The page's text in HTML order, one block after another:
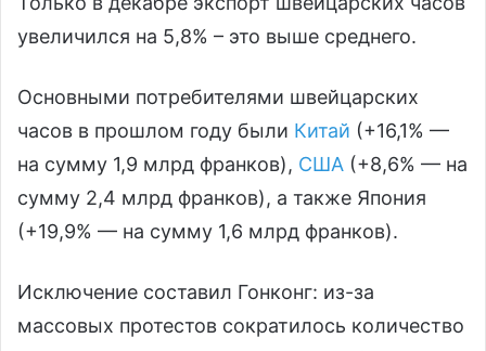
увеличился на 5,8% – это выше среднего.
Основными потребителями швейцарских
часов в прошлом году были Китай (+16,1% —
на сумму 1,9 млрд франков), США (+8,6% — на
сумму 2,4 млрд франков), а также Япония
(+19,9% — на сумму 1,6 млрд франков).
Исключение составил Гонконг: из-за
массовых протестов сократилось количество